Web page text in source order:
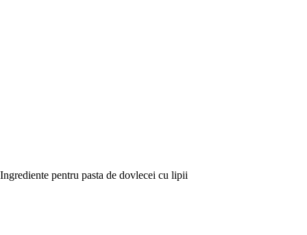
Ingrediente pentru pasta de dovlecei cu lipii